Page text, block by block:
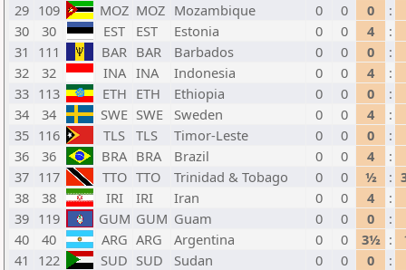
29 109 MOZ MOZ Mozambique 0 0 0
:
30
30 EST EST Estonia 0 0 4
:
31
111 BAR BAR Barbados 0 0 0
:
32
32 INA INA Indonesia 0 0 4
:
33 113 ETH ETH Ethiopia 0 0 0
:
34
34 SWE SWE Sweden 0 0 4
:
35 116 TLS TLS Timor-Leste 0 0 0
:
36
36 BRA BRA Brazil 0 0 4
:
37 117 TTO TTO Trinidad & Tobago 0 0 ½ :
38
38 IRI IRI Iran 0 0 4
:
39 119 GUM GUM Guam 0 0 0
:
40
40 ARG ARG Argentina 0 0 3½ :
41
122 SUD SUD Sudan 0 0 0
: